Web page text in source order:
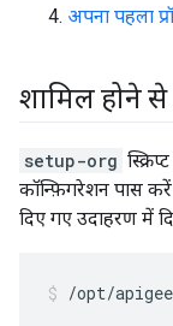
अपना पहला
शामिल होने
setup-org
कॉन्फ़िगरेशन पास
दिए गए उदाहरण में
/opt/